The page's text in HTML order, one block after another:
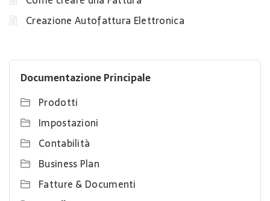
Creazione Autofattura Elettronica
Documentazione Principale
Prodotti
Impostazioni
Contabilità
Business Plan
Fatture & Documenti